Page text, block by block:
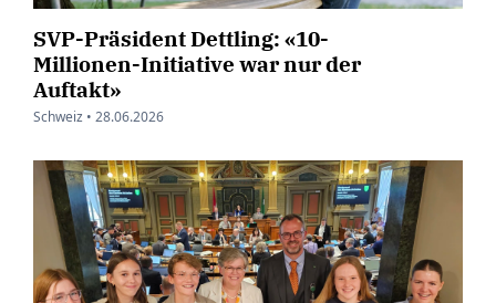
SVP-Präsident Dettling: «10-
Millionen-Initiative war nur der
Auftakt»
Schweiz • 28.06.2026